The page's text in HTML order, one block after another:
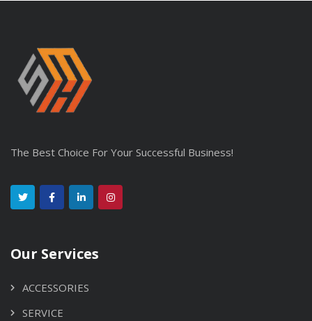
The Best Choice For Your Successful Business!
Our Services
ACCESSORIES
SERVICE